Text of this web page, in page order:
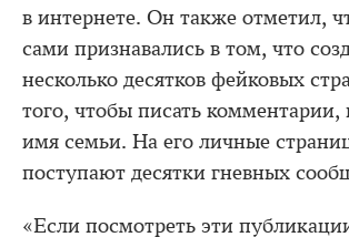
в интернете. Он также отметил,
сами признавались в том, что
несколько десятков фейковых
того, чтобы писать
имя семьи. На его личные
поступают десятки гневных
«Если посмотреть эти